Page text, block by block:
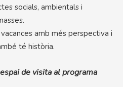
socials, ambientals i
amb més perspectiva i
té història.
de visita al programa